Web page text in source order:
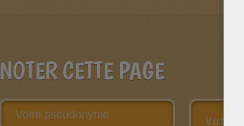
NOTER CETTE PAGE